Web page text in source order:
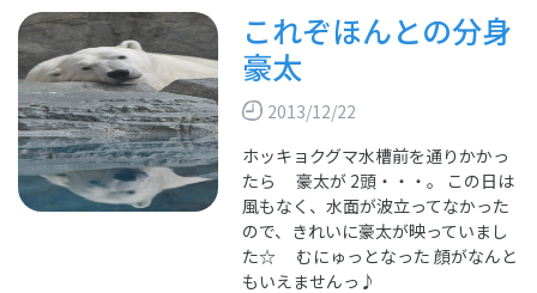
これぞほんとの分身
豪太
2013/12/22
ホッキョクグマ水槽前を通りかかっ
たら 豪太が 2頭・・・。 この日は
風もなく、水面が波立ってなかった
ので、きれいに豪太が映っていまし
た☆ むにゅっとなった 顔がなんと
もいえませんっ♪